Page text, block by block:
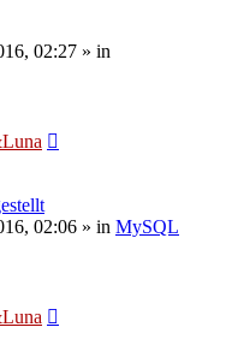
02:27 » in
02:06 » in MySQL